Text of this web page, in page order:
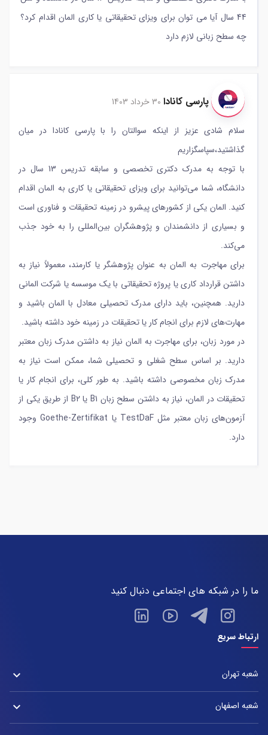
44 سال آیا می توان برای ویزای تحقیقاتی یا کاری المان اقدام کرد؟
چه سطح زبانی لازم دارد
پارسی کانادا 30 خرداد 1403
سلام شادی عزیز از اینکه سوالتان را با پارسی کانادا در میان
گذاشتید،سپاسگزاریم
با توجه به مدرک دکتری تخصصی و سابقه تدریس 13 سال در
دانشگاه، شما می‌توانید برای ویزای تحقیقاتی یا کاری به المان اقدام
کنید. المان یکی از کشورهای پیشرو در زمینه تحقیقات و فناوری است
و بسیاری از دانشمندان و پژوهشگران بین‌المللی را به خود جذب
می‌کند.
برای مهاجرت به المان به عنوان پژوهشگر یا کارمند، معمولاً نیاز به
داشتن قرارداد کاری یا پروژه تحقیقاتی با یک موسسه یا شرکت المانی
دارید. همچنین، باید دارای مدرک تحصیلی معادل با المان باشید و
مهارت‌های لازم برای انجام کار یا تحقیقات در زمینه خود داشته باشید.
در مورد زبان، برای مهاجرت به المان نیاز به داشتن مدرک زبان معتبر
دارید. بر اساس سطح شغلی و تحصیلی شما، ممکن است نیاز به
مدرک زبان مخصوصی داشته باشید. به طور کلی، برای انجام کار یا
تحقیقات در المان، نیاز به داشتن سطح زبان B1 یا B2 از طریق یکی از
آزمون‌های زبان معتبر مثل TestDaF یا Goethe-Zertifikat وجود
دارد.
ارتباط سریع
شعبه تهران keyboard_arrow_down
آدرس:
شعبه تهران : خیابان ولیعصر، بین چهار راه پسیان و زعفرانیه – پلاک 2880
شعبه اصفهان keyboard_arrow_down
ما را در شبکه های اجتماعی دنبال کنید